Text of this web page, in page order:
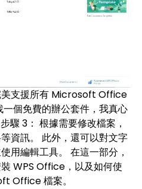
美支援所有 Microsoft Office
個免費的辦公套件，我真心
驟 3： 根據需要修改檔案，
資訊。 此外，還可以對文字
用編輯工具。 在這一部分，
WPS Office，以及如何使
Office 檔案。